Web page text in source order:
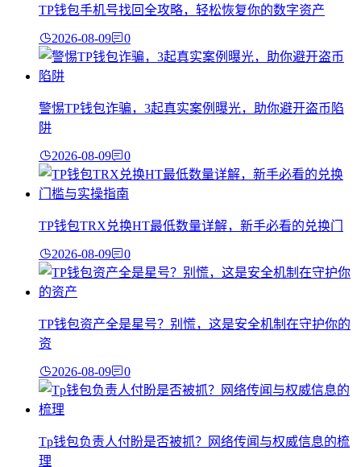
TP钱包手机号找回全攻略，轻松恢复你的数字资产
2026-08-09 0
警惕TP钱包诈骗，3起真实案例曝光，助你避开盗币陷
阱
2026-08-09 0
TP钱包TRX兑换HT最低数量详解，新手必看的兑换门
2026-08-09 0
TP钱包资产全是星号？别慌，这是安全机制在守护你的
资
2026-08-09 0
Tp钱包负责人付盼是否被抓？网络传闻与权威信息的梳
理